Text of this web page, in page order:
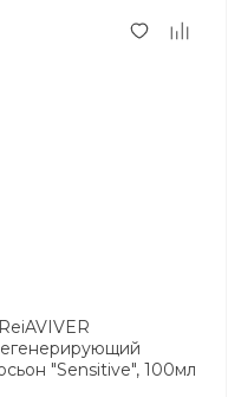
"Sensitive", 100мл